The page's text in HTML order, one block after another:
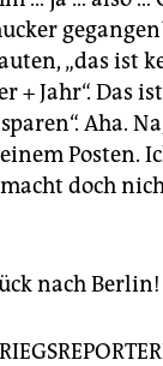
„das ist
+ Jahr“. Das
Aha.
Posten.
doch
nach Berlin!